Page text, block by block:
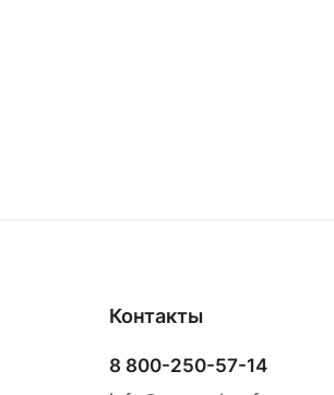
Контакты
8 800-250-57-14